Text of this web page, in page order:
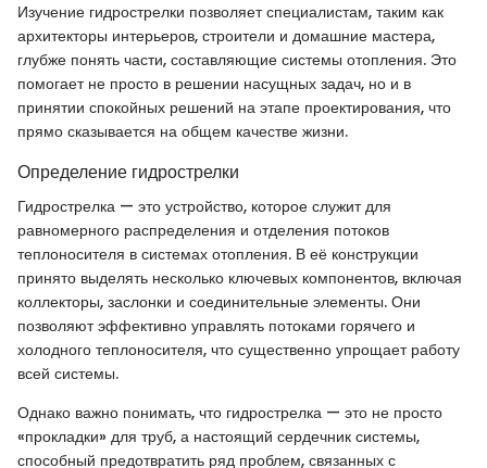
Изучение гидрострелки позволяет специалистам, таким как
архитекторы интерьеров, строители и домашние мастера,
глубже понять части, составляющие системы отопления. Это
помогает не просто в решении насущных задач, но и в
принятии спокойных решений на этапе проектирования, что
прямо сказывается на общем качестве жизни.
Определение гидрострелки
Гидрострелка — это устройство, которое служит для
равномерного распределения и отделения потоков
теплоносителя в системах отопления. В её конструкции
принято выделять несколько ключевых компонентов, включая
коллекторы, заслонки и соединительные элементы. Они
позволяют эффективно управлять потоками горячего и
холодного теплоносителя, что существенно упрощает работу
всей системы.
Однако важно понимать, что гидрострелка — это не просто
«прокладки» для труб, а настоящий сердечник системы,
способный предотвратить ряд проблем, связанных с